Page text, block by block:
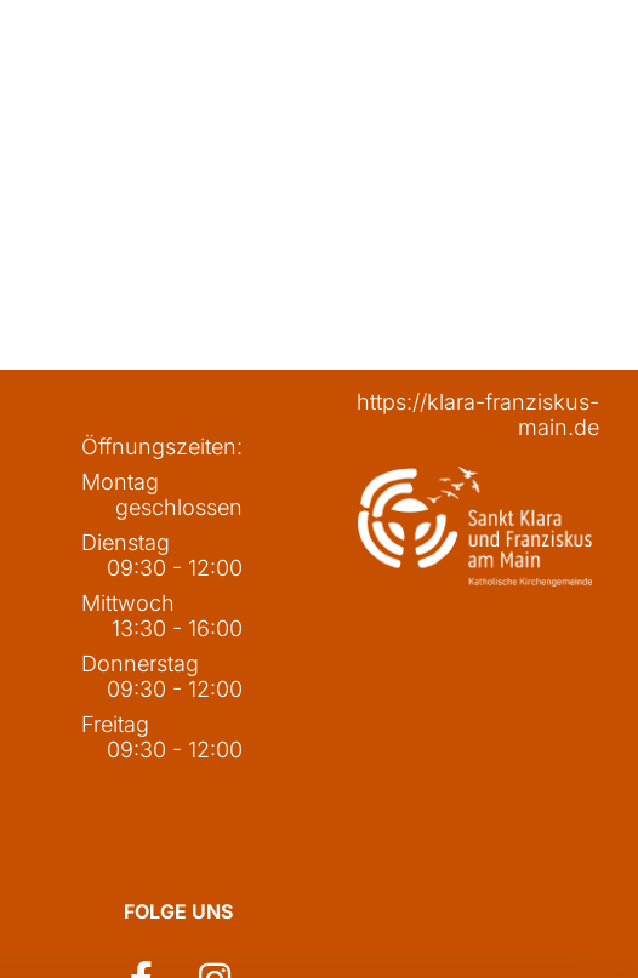
Öffnungszeiten:
Montag
geschlossen
Dienstag
09:30 - 12:00
Mittwoch
13:30 - 16:00
Donnerstag
09:30 - 12:00
Freitag
09:30 - 12:00
https://klara-franziskus-
main.de
FOLGE UNS